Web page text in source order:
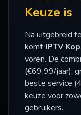
Keuze is
Na uitgebreid
komt IPTV
voren. De
(€69,99/jaar),
beste service
keuze voor
gebruikers.